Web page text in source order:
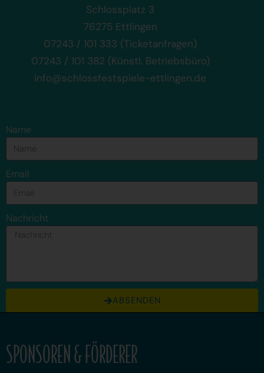
Schlossplatz 3
76275 Ettlingen
07243 / 101 333 (Ticketanfragen)
07243 / 101 382 (Künstl. Betriebsbüro)
info@schlossfestspiele-ettlingen.de
Name
Email
Nachricht
ABSENDEN
SPONSOREN & FÖRDERER